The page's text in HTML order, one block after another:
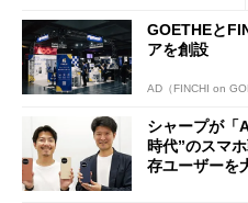
GOETHEと
アを創設
AD（FINCHI on
シャープが「
時代”のスマ
存ユーザーを